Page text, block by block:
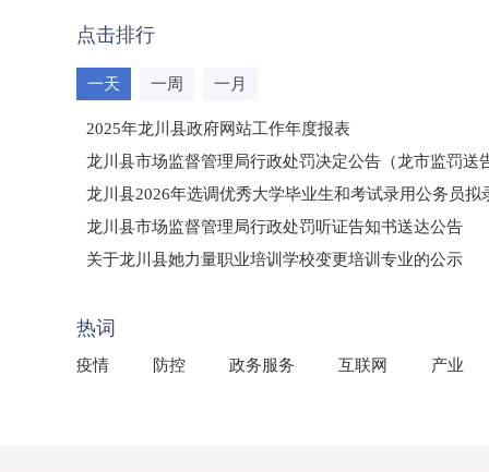
点击排行
一天 一周 一月
2025年龙川县政府网站工作年度报表
龙川县市场监督管理局行政处罚决定公告（龙市监罚送
龙川县2026年选调优秀大学毕业生和考试录用公务员拟
龙川县市场监督管理局行政处罚听证告知书送达公告
（龙市监罚送告〔2026〕71号）
关于龙川县她力量职业培训学校变更培训专业的公示
热词
疫情 防控 政务服务 互联网 产业